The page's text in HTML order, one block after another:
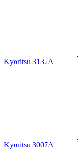
Kyoritsu 3132A
Kyoritsu 3007A